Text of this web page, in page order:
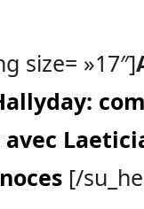
size= »17″]
[/